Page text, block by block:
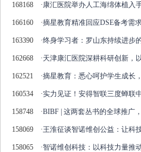
168168 ·康汇医院举办人工海绵体植入
166160 ·摘星教育精准回应DSE备考需
163390 ·终身学习者：罗山东持续进步
162668 ·天津康汇医院深耕科研创新，
162521 ·摘星教育：悉心呵护学生成长
160534 ·实力见证！安得智联三度蝉联
158748 ·BIBF | 这两套丛书的全球推广
158069 ·王淮征谈智诺维创公益：让科
158065 ·智诺维创科技：以科技力量推